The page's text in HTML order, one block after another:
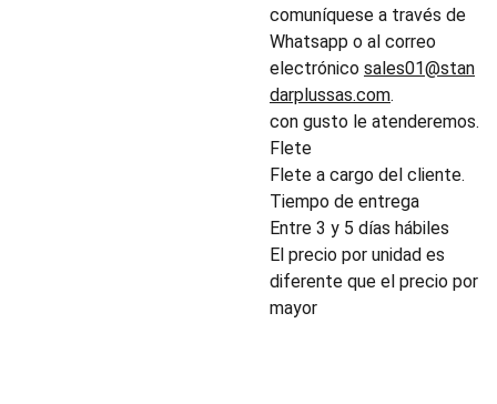
comuníquese a través de
Whatsapp o al correo
electrónico sales01@stan
darplussas.com.
con gusto le atenderemos.
Flete
Flete a cargo del cliente.
Tiempo de entrega
Entre 3 y 5 días hábiles
El precio por unidad es
diferente que el precio por
mayor